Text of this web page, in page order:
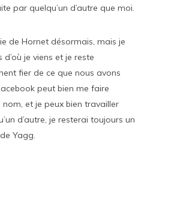
par quelqu’un d’autre que moi.
de Hornet désormais, mais je
d’où je viens et je reste
fier de ce que nous avons
peut bien me faire
et je peux bien travailler
d’autre, je resterai toujours un
Yagg.